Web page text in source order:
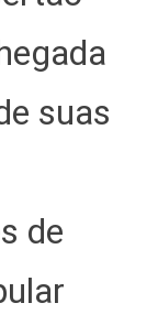
suas
de